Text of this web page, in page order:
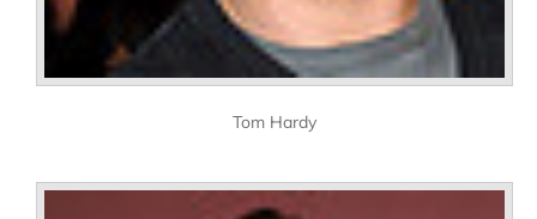
Tom Hardy